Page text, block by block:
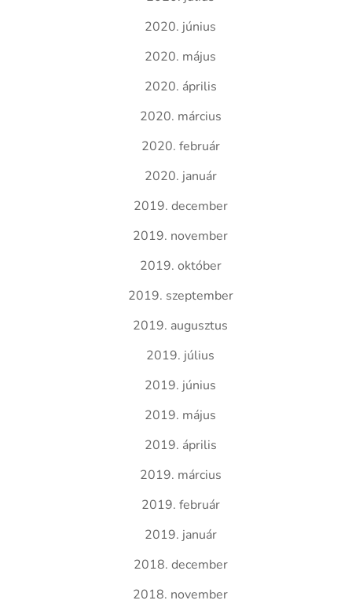
2020. június
2020. május
2020. április
2020. március
2020. február
2020. január
2019. december
2019. november
2019. október
2019. szeptember
2019. augusztus
2019. július
2019. június
2019. május
2019. április
2019. március
2019. február
2019. január
2018. december
2018. november